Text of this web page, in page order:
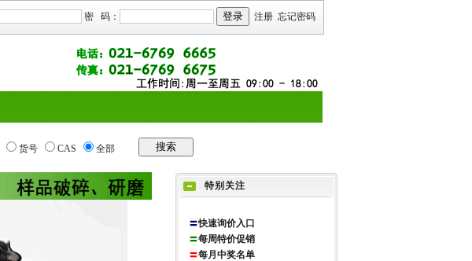
密 码： 注册 忘记密码
货号 CAS 全部
特别关注
〓快速询价入口
〓每周特价促销
〓每月中奖名单